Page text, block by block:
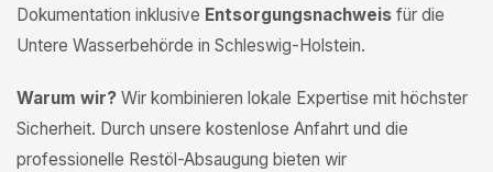
Dokumentation inklusive Entsorgungsnachweis für die
Untere Wasserbehörde in Schleswig-Holstein.
Warum wir? Wir kombinieren lokale Expertise mit höchster
Sicherheit. Durch unsere kostenlose Anfahrt und die
professionelle Restöl-Absaugung bieten wir